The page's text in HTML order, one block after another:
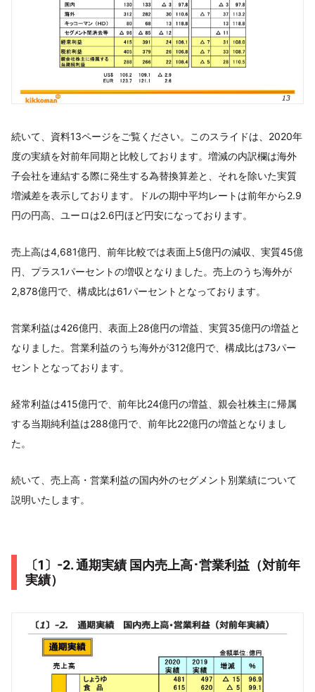
続いて、資料13ページをご覧ください。このスライドは、2020年
度の実績を対前年同期と比較しております。増減の内訳欄は海外
子会社を連結する際に発生する為替換算差と、それを除いた実質
増減差を表示しております。ドルの期中平均レートは前年から2.9
円の円高、ユーロは2.6円ほど円安になっております。
売上高は4,681億円、前年比較では表面上5億円の減収、実質45億
円、プラス1パーセントの増収となりました。売上のうち海外が
2,878億円で、構成比は61パーセントとなっております。
営業利益は426億円、表面上28億円の増益、実質35億円の増益と
なりました。営業利益のうち海外が312億円で、構成比は73パー
セントとなっております。
経常利益は415億円で、前年比24億円の増益、親会社株主に帰属
する当期純利益は288億円で、前年比22億円の増益となりまし
た。
続いて、売上高・営業利益の国内外のセグメント別業績について
説明いたします。
〔1〕-2. 通期実績 国内売上⾼･営業利益（対前年
実績）